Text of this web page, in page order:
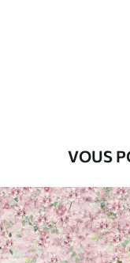
14.67$8.80/sq ft
VOUS